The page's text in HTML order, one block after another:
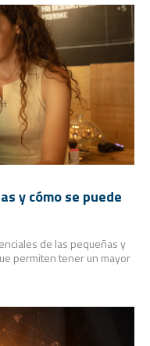
y cómo se puede
de las pequeñas y
permiten tener un mayor